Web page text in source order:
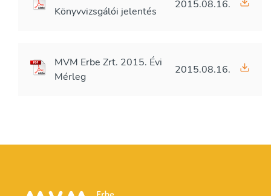
Könyvvizsgálói jelentés
2015.08.16.
MVM Erbe Zrt. 2015. Évi
Mérleg
2015.08.16.